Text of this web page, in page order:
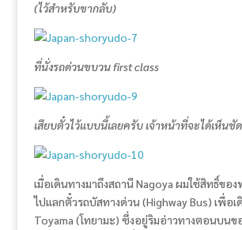
(ไว้สำหรับขากลับ)
ที่นั่งรถด่วนขบวน first class
เสียบตั๋วไว้แบบนี้เลยครับ เจ้าหน้าที่จะได้เห็นชัด
เมื่อเดินทางมาถึงสถานี Nagoya ผมใช้สิทธิ์ขอ
ไปแลกตั๋วรถบัสทางด่วน (Highway Bus) เพื่อเ
Toyama (โทยามะ) ซึ่งอยู่ริมอ่าวทางตอนบนข